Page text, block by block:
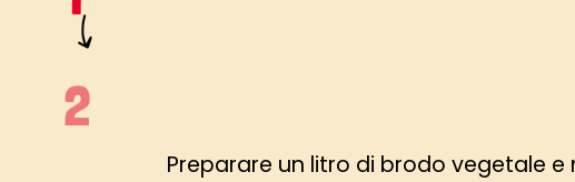
Preparare un litro di brodo vegetale